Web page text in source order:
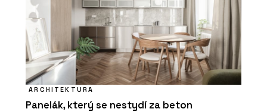
ARCHITEKTURA
Panelák, který se nestydí za beton